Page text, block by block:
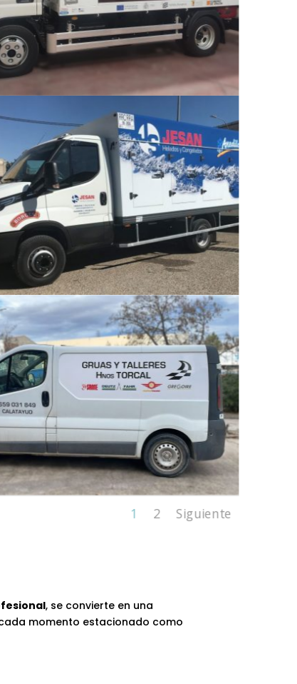
1 2 Siguiente
, se convierte en una
momento estacionado como